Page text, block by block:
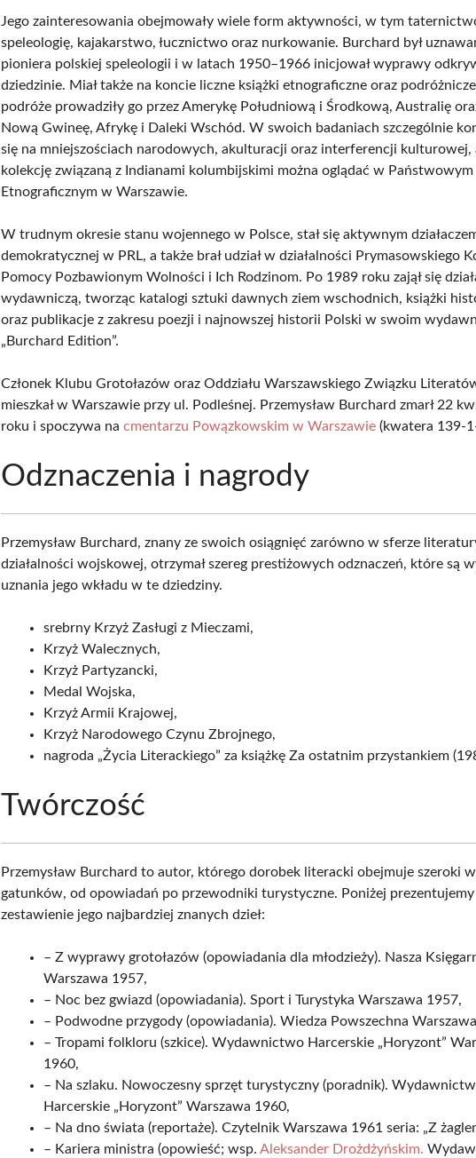
Jego zainteresowania obejmowały wiele form aktywności, w tym
speleologię, kajakarstwo, łucznictwo oraz nurkowanie. Burchard był
pioniera polskiej speleologii i w latach 1950–1966 inicjował wyprawy
dziedzinie. Miał także na koncie liczne książki etnograficzne oraz
podróże prowadziły go przez Amerykę Południową i Środkową, Australię
Nową Gwineę, Afrykę i Daleki Wschód. W swoich badaniach szczególnie
się na mniejszościach narodowych, akulturacji oraz interferencji kulturowej,
kolekcję związaną z Indianami kolumbijskimi można oglądać w
Etnograficznym w Warszawie.
W trudnym okresie stanu wojennego w Polsce, stał się aktywnym
demokratycznej w PRL, a także brał udział w działalności Prymasowskiego
Pomocy Pozbawionym Wolności i Ich Rodzinom. Po 1989 roku zajął się
wydawniczą, tworząc katalogi sztuki dawnych ziem wschodnich, książki
oraz publikacje z zakresu poezji i najnowszej historii Polski w swoim
„Burchard Edition”.
Członek Klubu Grotołazów oraz Oddziału Warszawskiego Związku
mieszkał w Warszawie przy ul. Podleśnej. Przemysław Burchard zmarł 22
roku i spoczywa nacmentarzu Powązkowskim w Warszawie (kwatera 139-
Odznaczenia i nagrody
Przemysław Burchard, znany ze swoich osiągnięć zarówno w sferze
działalności wojskowej, otrzymał szereg prestiżowych odznaczeń, które są
uznania jego wkładu w te dziedziny.
srebrny Krzyż Zasługi z Mieczami,
Krzyż Walecznych,
Krzyż Partyzancki,
Medal Wojska,
Krzyż Armii Krajowej,
Krzyż Narodowego Czynu Zbrojnego,
nagroda „Życia Literackiego” za książkę Za ostatnim przystankiem
Twórczość
Przemysław Burchard to autor, którego dorobek literacki obejmuje szeroki
gatunków, od opowiadań po przewodniki turystyczne. Poniżej prezentujemy
zestawienie jego najbardziej znanych dzieł:
– Z wyprawy grotołazów (opowiadania dla młodzieży). Nasza
Warszawa 1957,
– Noc bez gwiazd (opowiadania). Sport i Turystyka Warszawa 1957,
– Podwodne przygody (opowiadania). Wiedza Powszechna
– Tropami folkloru (szkice). Wydawnictwo Harcerskie „Horyzont”
1960,
– Na szlaku. Nowoczesny sprzęt turystyczny (poradnik).
Harcerskie „Horyzont” Warszawa 1960,
– Na dno świata (reportaże). Czytelnik Warszawa 1961 seria: „Z
– Kariera ministra (opowieść; wsp.Aleksander Drożdżyńskim.